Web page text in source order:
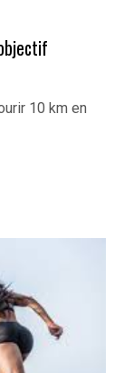
10 km en